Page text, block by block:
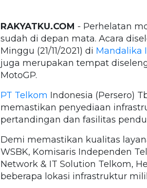
RAKYATKU.COM - Perhelatan
sudah di depan mata. Acara
Minggu (21/11/2021) di Mandalika
juga merupakan tempat
MotoGP.
PT Telkom Indonesia (Persero)
memastikan penyediaan
pertandingan dan fasilitas
Demi memastikan kualitas
WSBK, Komisaris Independen
Network & IT Solution Telkom,
beberapa lokasi infrastruktur